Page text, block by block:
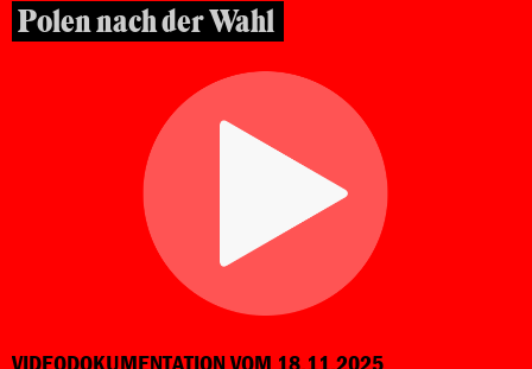
Polen nach der Wahl
VIDEODOKUMENTATION VOM 18.11.2025